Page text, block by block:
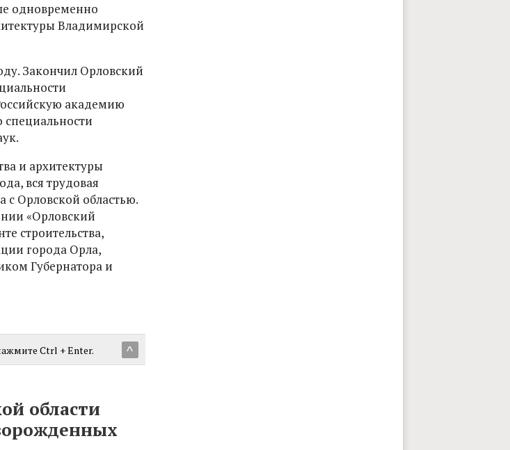
одновременно
Владимирской
Закончил Орловский
академию
специальности
и архитектуры
вся трудовая
с Орловской областью.
«Орловский
строительства,
города Орла,
Губернатора и
^
Ctrl + Enter.
области